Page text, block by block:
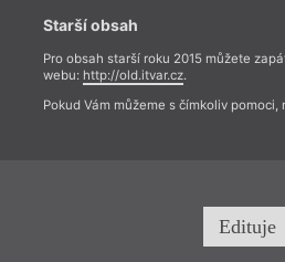
Starší obsah
Pro obsah starší roku 2015 můžete
webu: http://old.itvar.cz.
Pokud Vám můžeme s čímkoliv pomoci,
Edituje